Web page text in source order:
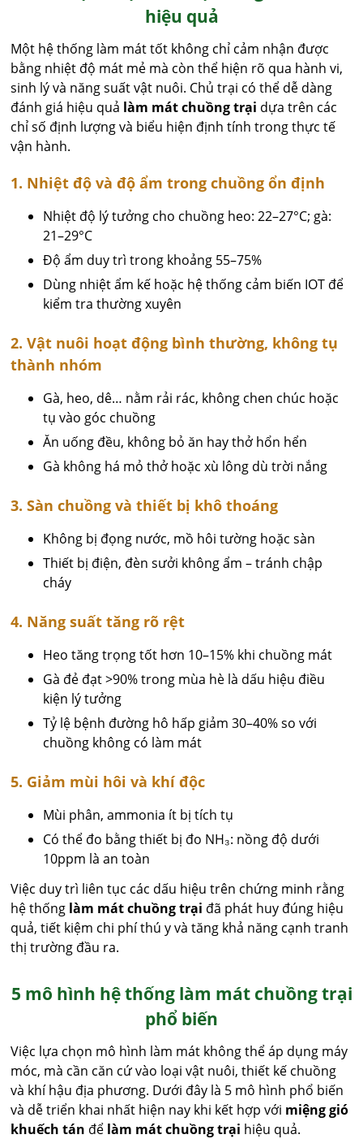
hiệu quả
Một hệ thống làm mát tốt không chỉ cảm nhận được
bằng nhiệt độ mát mẻ mà còn thể hiện rõ qua hành vi,
sinh lý và năng suất vật nuôi. Chủ trại có thể dễ dàng
đánh giá hiệu quả làm mát chuồng trại dựa trên các
chỉ số định lượng và biểu hiện định tính trong thực tế
vận hành.
1. Nhiệt độ và độ ẩm trong chuồng ổn định
Nhiệt độ lý tưởng cho chuồng heo: 22–27°C; gà:
21–29°C
Độ ẩm duy trì trong khoảng 55–75%
Dùng nhiệt ẩm kế hoặc hệ thống cảm biến IOT để
kiểm tra thường xuyên
2. Vật nuôi hoạt động bình thường, không tụ
thành nhóm
Gà, heo, dê… nằm rải rác, không chen chúc hoặc
tụ vào góc chuồng
Ăn uống đều, không bỏ ăn hay thở hổn hển
Gà không há mỏ thở hoặc xù lông dù trời nắng
3. Sàn chuồng và thiết bị khô thoáng
Không bị đọng nước, mồ hôi tường hoặc sàn
Thiết bị điện, đèn sưởi không ẩm – tránh chập
cháy
4. Năng suất tăng rõ rệt
Heo tăng trọng tốt hơn 10–15% khi chuồng mát
Gà đẻ đạt >90% trong mùa hè là dấu hiệu điều
kiện lý tưởng
Tỷ lệ bệnh đường hô hấp giảm 30–40% so với
chuồng không có làm mát
5. Giảm mùi hôi và khí độc
Mùi phân, ammonia ít bị tích tụ
Có thể đo bằng thiết bị đo NH₃: nồng độ dưới
10ppm là an toàn
Việc duy trì liên tục các dấu hiệu trên chứng minh rằng
hệ thống làm mát chuồng trại đã phát huy đúng hiệu
quả, tiết kiệm chi phí thú y và tăng khả năng cạnh tranh
thị trường đầu ra.
5 mô hình hệ thống làm mát chuồng trại
phổ biến
Việc lựa chọn mô hình làm mát không thể áp dụng máy
móc, mà cần căn cứ vào loại vật nuôi, thiết kế chuồng
và khí hậu địa phương. Dưới đây là 5 mô hình phổ biến
và dễ triển khai nhất hiện nay khi kết hợp với miệng gió
khuếch tán để làm mát chuồng trại hiệu quả.